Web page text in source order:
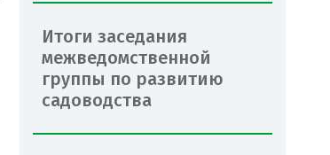
Итоги заседания
межведомственной
группы по развитию
садоводства